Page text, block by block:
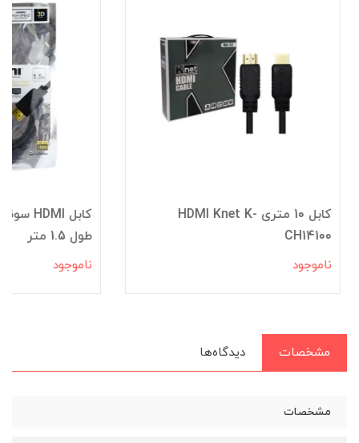
کابل 10 متری HDMI Knet K-
CH14100
ناموجود
طول 1.5 متر
ناموجود
مشخصات دیدگاه‌ها
مشخصات